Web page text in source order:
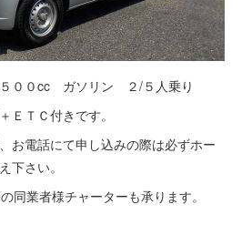
００cc ガソリン ２/５人乗り
ＥＴＣ付きです。
お電話にて申し込みの際は必ずホー
下さい。
同業者様チャーターも承ります。